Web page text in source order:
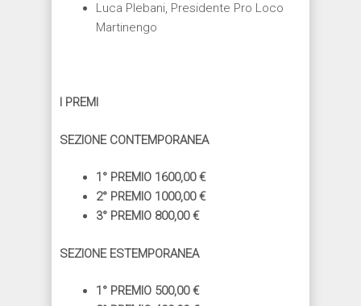
Luca Plebani, Presidente Pro Loco
Martinengo
I PREMI
SEZIONE CONTEMPORANEA
1° PREMIO 1600,00 €
2° PREMIO 1000,00 €
3° PREMIO 800,00 €
SEZIONE ESTEMPORANEA
1° PREMIO 500,00 €